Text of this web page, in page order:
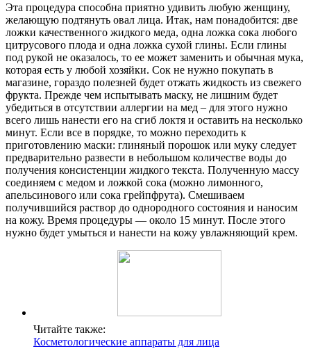
Эта процедура способна приятно удивить любую женщину,
желающую подтянуть овал лица. Итак, нам понадобится: две
ложки качественного жидкого меда, одна ложка сока любого
цитрусового плода и одна ложка сухой глины. Если глины
под рукой не оказалось, то ее может заменить и обычная мука,
которая есть у любой хозяйки. Сок не нужно покупать в
магазине, гораздо полезней будет отжать жидкость из свежего
фрукта. Прежде чем испытывать маску, не лишним будет
убедиться в отсутствии аллергии на мед – для этого нужно
всего лишь нанести его на сгиб локтя и оставить на несколько
минут. Если все в порядке, то можно переходить к
приготовлению маски: глиняный порошок или муку следует
предварительно развести в небольшом количестве воды до
получения консистенции жидкого текста. Полученную массу
соединяем с медом и ложкой сока (можно лимонного,
апельсинового или сока грейпфрута). Смешиваем
получившийся раствор до однородного состояния и наносим
на кожу. Время процедуры — около 15 минут. После этого
нужно будет умыться и нанести на кожу увлажняющий крем.
Читайте также:
Косметологические аппараты для лица